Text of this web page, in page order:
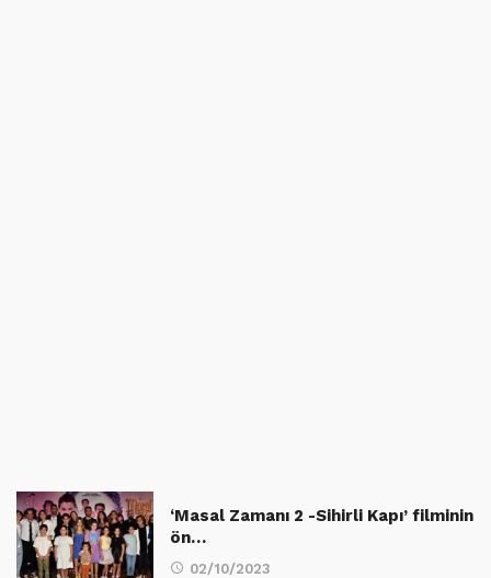
‘Masal Zamanı 2 -Sihirli Kapı’ filminin
ön…
02/10/2023